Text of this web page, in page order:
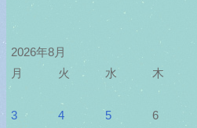
2026年8月
月
火 水 木
3
4 5 6